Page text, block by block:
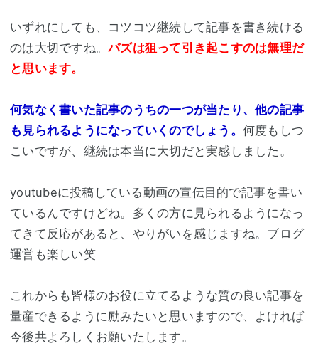
いずれにしても、コツコツ継続して記事を書き続ける
のは大切ですね。バズは狙って引き起こすのは無理だ
と思います。
何気なく書いた記事のうちの一つが当たり、他の記事
も見られるようになっていくのでしょう。 何度もしつ
こいですが、継続は本当に大切だと実感しました。
youtubeに投稿している動画の宣伝目的で記事を書い
ているんですけどね。多くの方に見られるようになっ
てきて反応があると、やりがいを感じますね。ブログ
運営も楽しい笑
これからも皆様のお役に立てるような質の良い記事を
量産できるように励みたいと思いますので、よければ
今後共よろしくお願いたします。